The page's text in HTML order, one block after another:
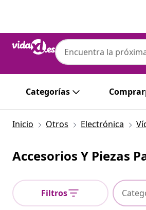
Categorías
Inicio Otros Electrónica
Accesorios Y Piezas
Filtros